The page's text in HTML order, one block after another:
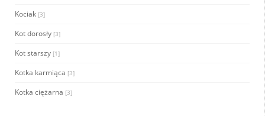
Kociak [3]
Kot dorosły [3]
Kot starszy [1]
Kotka karmiąca [3]
Kotka ciężarna [3]